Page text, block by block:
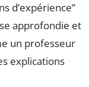
d’expérience”
approfondie et
un professeur
explications